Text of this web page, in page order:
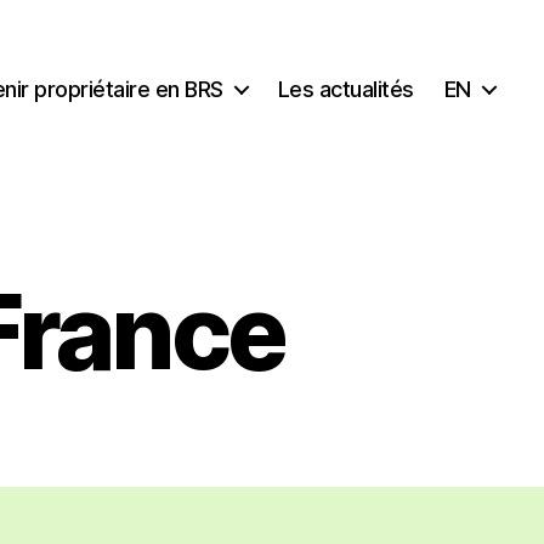
propriétaire en BRS Les actualités EN